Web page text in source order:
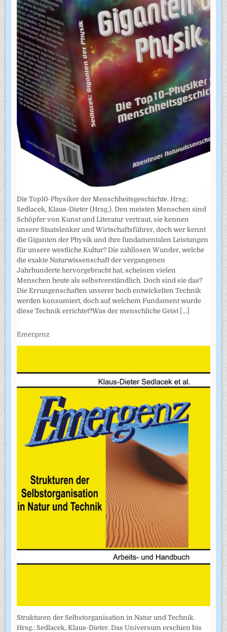
Die Top10-Physiker der Menschheitsgeschichte. Hrsg.:
Sedlacek, Klaus-Dieter (Hrsg.). Den meisten Menschen sind
Schöpfer von Kunst und Literatur vertraut, sie kennen
unsere Staatslenker und Wirtschaftsführer, doch wer kennt
die Giganten der Physik und ihre fundamentalen Leistungen
für unsere westliche Kultur? Die zahllosen Wunder, welche
die exakte Naturwissenschaft der vergangenen
Jahrhunderte hervorgebracht hat, scheinen vielen
Menschen heute als selbstverständlich. Doch sind sie das?
Die Errungenschaften unserer hoch entwickelten Technik
werden konsumiert, doch auf welchem Fundament wurde
diese Technik errichtet?Was der menschliche Geist [...]
Emergenz
Strukturen der Selbstorganisation in Natur und Technik.
Hrsg.: Sedlacek, Klaus-Dieter. Das Universum erschien bis